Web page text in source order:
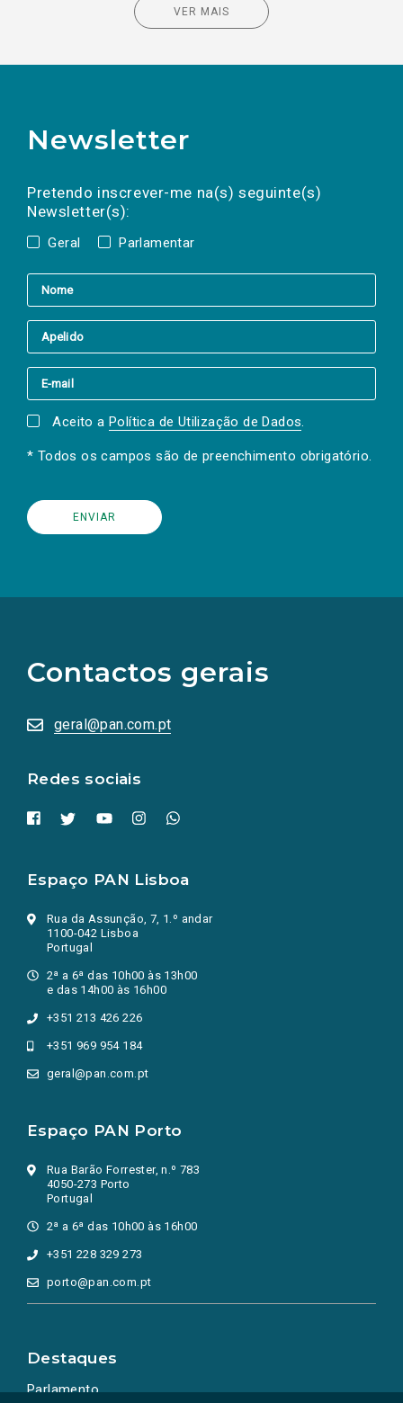
VER MAIS
Newsletter
Pretendo inscrever-me na(s) seguinte(s)
Newsletter(s):
Geral Parlamentar
a(s) newsletter(s).
mail
Aceito a Política de Utilização de Dados.
* Todos os campos são de preenchimento obrigatório.
Contactos gerais
geral@pan.com.pt
Redes sociais
redes
sociais
numa
nova
Espaço PAN Lisboa
Rua da Assunção, 7, 1.º andar
1100-042 Lisboa
Portugal
2ª a 6ª das 10h00 às 13h00
e das 14h00 às 16h00
+351 213 426 226
+351 969 954 184
geral@pan.com.pt
Espaço PAN Porto
Rua Barão Forrester, n.º 783
4050-273 Porto
Portugal
2ª a 6ª das 10h00 às 16h00
+351 228 329 273
porto@pan.com.pt
Destaques
Parlamento